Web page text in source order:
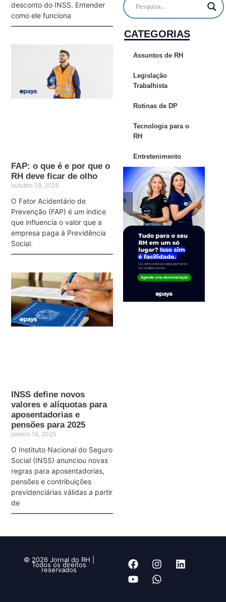
desconto do INSS. Entender
como ele funciona
FAP: o que é e por que o
RH deve ficar de olho
outubro 29, 2025
O Fator Acidentário de
Prevenção (FAP) é um índice
que influencia o valor que a
empresa paga à Previdência
Social.
INSS define novos
valores e alíquotas para
aposentadorias e
pensões para 2025
janeiro 16, 2025
O Instituto Nacional do Seguro
Social (INSS) anunciou novas
regras para aposentadorias,
pensões e contribuições
previdenciárias válidas a partir
de
CATEGORIAS
Assuntos de RH
Legislação
Trabalhista
Rotinas de DP
Tecnologia para o
RH
Entretenimento
© 2026 Jornal do RH |
Todos os direitos
reservados